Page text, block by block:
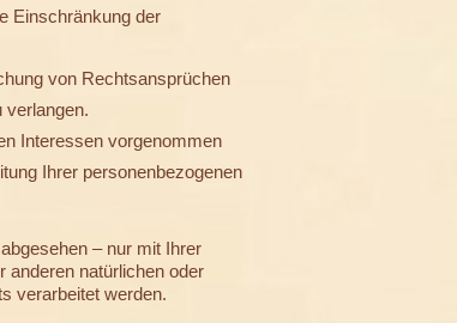
Einschränkung der
von Rechtsansprüchen
verlangen.
Interessen vorgenommen
Ihrer personenbezogenen
– nur mit Ihrer
anderen natürlichen oder
verarbeitet werden.